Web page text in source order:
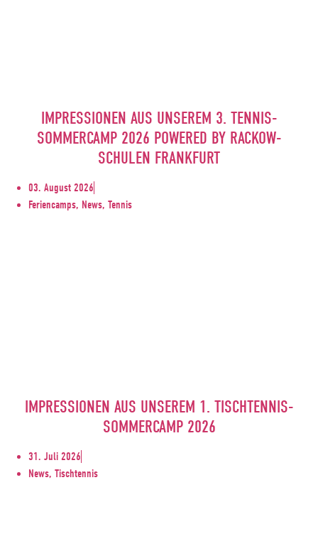
IMPRESSIONEN AUS UNSEREM 3. TENNIS-
SOMMERCAMP 2026 POWERED BY RACKOW-
SCHULEN FRANKFURT
03. August 2026
Feriencamps, News, Tennis
IMPRESSIONEN AUS UNSEREM 1. TISCHTENNIS-
SOMMERCAMP 2026
31. Juli 2026
News, Tischtennis